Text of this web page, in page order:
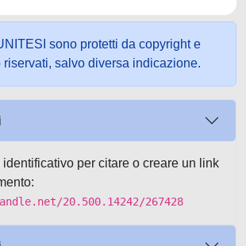
sono protetti da copyright e
riservati, salvo diversa indicazione.
per citare o creare un link
20.500.14242/267428